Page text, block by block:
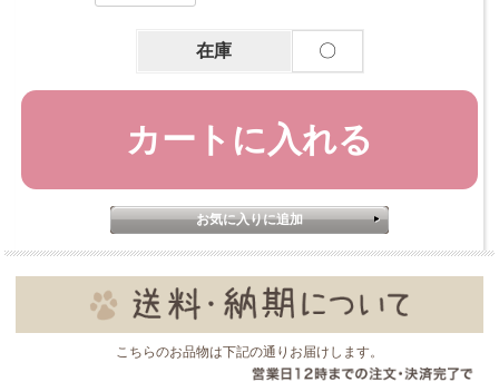
在庫 〇
こちらのお品物は下記の通りお届けします。